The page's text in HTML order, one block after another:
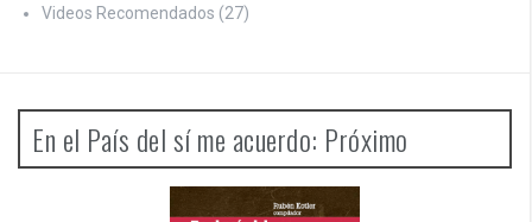
Videos Recomendados (27)
En el País del sí me acuerdo: Próximo